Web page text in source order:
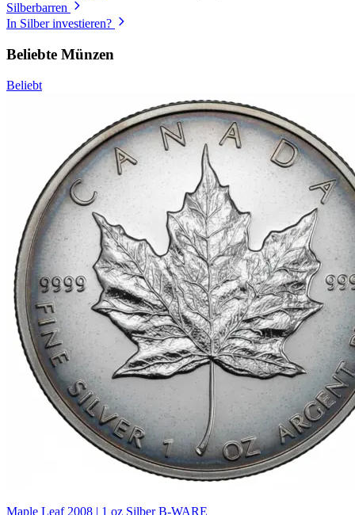
Silberbarren
In Silber investieren?
Beliebte Münzen
Beliebt
Maple Leaf 2008 | 1 oz Silber B-WARE